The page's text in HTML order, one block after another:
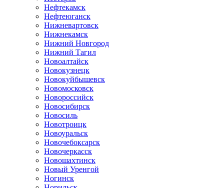
Нефтекамск
Нефтеюганск
Нижневартовск
Нижнекамск
Нижний Новгород
Нижний Тагил
Новоалтайск
Новокузнецк
Новокуйбышевск
Новомосковск
Новороссийск
Новосибирск
Новосиль
Новотроицк
Новоуральск
Новочебоксарск
Новочеркасск
Новошахтинск
Новый Уренгой
Ногинск